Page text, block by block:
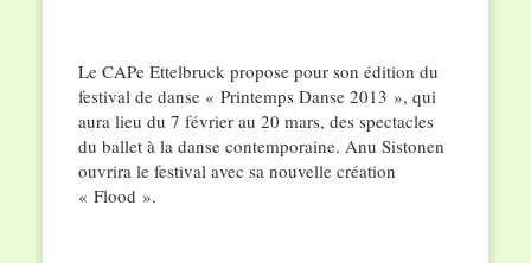
Le CAPe Ettelbruck propose pour son édition du
festival de danse « Printemps Danse 2013 », qui
aura lieu du 7 février au 20 mars, des spectacles
du ballet à la danse contemporaine. Anu Sistonen
ouvrira le festival avec sa nouvelle création
« Flood ».